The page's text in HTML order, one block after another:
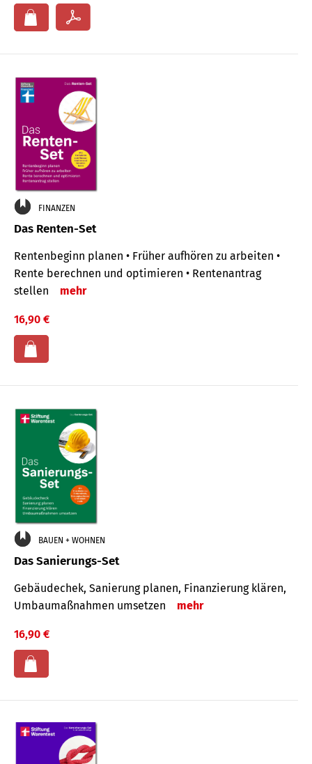
FINANZEN
Das Renten-Set
Rentenbeginn planen • Früher aufhören zu arbeiten •
Rente berechnen und optimieren • Rentenantrag
stellen
mehr
16,90 €
BAUEN + WOHNEN
Das Sanierungs-Set
Gebäudechek, Sanierung planen, Finanzierung klären,
Umbaumaßnahmen umsetzen
mehr
16,90 €